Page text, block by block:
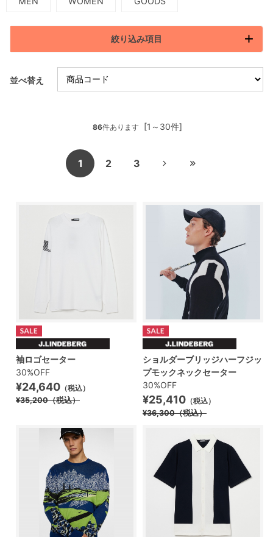
絞り込み項目
並べ替え
[1～30件]
86件あります
1 2 3
袖ロゴセーター
30%OFF
¥24,640 （税込）
¥35,200（税込）
ショルダーブリッジハーフジッ
プモックネックセーター
30%OFF
¥25,410 （税込）
¥36,300（税込）